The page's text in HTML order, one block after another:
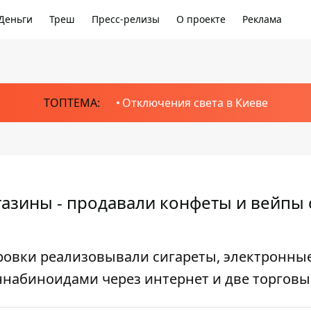
Треш Пресс-релизы О проекте Реклама
ТОПТЕМА: Отключения света в Киеве
- продавали конфеты и вейпы
реализовывали сигареты,
через интернет и две